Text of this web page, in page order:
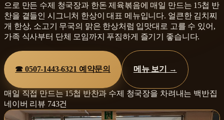
으로 만든 수제 청국장과 한돈 제육볶음에 매일 만드는 15첩 반
찬을 곁들인 시그니처 한상이 대표 메뉴입니다. 얼큰한 김치찌
개 한상, 소고기 무국의 맑은 한상처럼 입맛대로 고를 수 있어,
가족 식사부터 단체 모임까지 푸짐하게 즐기기 좋습니다.
☎0507-1443-6321 예약문의 메뉴 보기 →
매일 직접 만드는 15첩 반찬과 수제 청국장을 차려내는 백반집
네이버 리뷰 743건